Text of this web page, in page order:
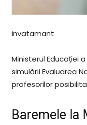
invatamant
Ministerul Educației
simulării Evaluarea
profesorilor
Baremele la